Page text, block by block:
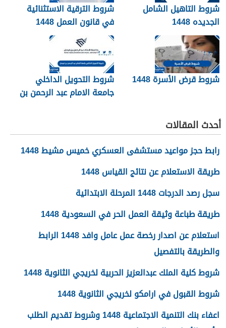
شروط التاهيل الشامل
الجديده 1448
شروط الترقية الاستثنائية
في قانون العمل 1448
شروط قرض الأسرة 1448
شروط التحويل الداخلي
جامعة الامام عبد الرحمن بن
أحدث المقالات
رابط حجز مواعيد مستشفى العسكري خميس مشيط 1448
طريقة الاستعلام عن نتائج القياس 1448
سجل رصد الدرجات 1448 المرحلة الابتدائية
طريقة طباعة وثيقة العمل الحر في السعودية 1448
استعلام عن اصدار رخصة عمل عامل وافد 1448 الرابط
والطريقة بالتفصيل
شروط كلية الملك عبدالعزيز الحربية لخريجي الثانوية 1448
شروط القبول في ارامكو لخريجي الثانوية 1448
اعفاء بنك التنمية الاجتماعية 1448 وشروط تقديم الطلب